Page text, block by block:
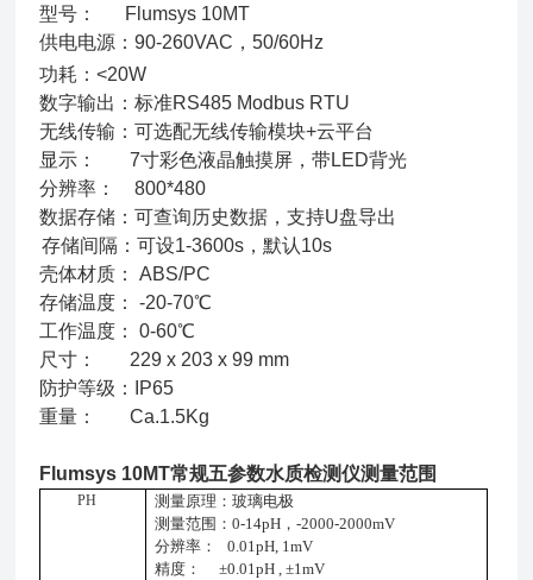
型号： Flumsys 10MT
供电电源：90-260VAC，50/60Hz
功耗：<20W
数字输出：标准RS485 Modbus RTU
无线传输：可选配无线传输模块+云平台
显示： 7寸彩色液晶触摸屏，带LED背光
分辨率： 800*480
数据存储：可查询历史数据，支持U盘导出
存储间隔：可设1-3600s，默认10s
壳体材质： ABS/PC
存储温度： -20-70℃
工作温度： 0-60℃
尺寸： 229 x 203 x 99 mm
防护等级：IP65
重量： Ca.1.5Kg
Flumsys 10MT常规五参数水质检测仪测量范围
PH
测量原理：玻璃电极
测量范围：0-14pH ，-2000-2000mV
分辨率：
0.01pH, 1mV
精度：
±0.01pH, ±1mV